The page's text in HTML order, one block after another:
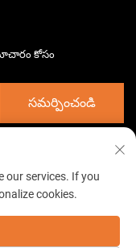
కోసం
సమర్పించండి
కం. లిమిటెడ్. అన్ని
our services. If you
cookies.